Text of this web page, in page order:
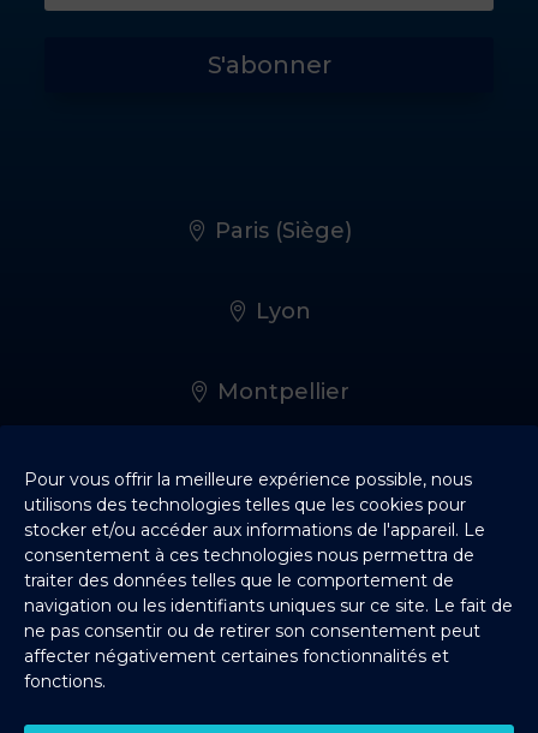
Pour vous offrir la meilleure expérience possible, nous
utilisons des technologies telles que les cookies pour
stocker et/ou accéder aux informations de l'appareil. Le
consentement à ces technologies nous permettra de
traiter des données telles que le comportement de
navigation ou les identifiants uniques sur ce site. Le fait de
ne pas consentir ou de retirer son consentement peut
affecter négativement certaines fonctionnalités et
fonctions.
S'abonner
Paris (Siège)
Lyon
Montpellier
Rennes
Bordeaux
Nantes
Lille